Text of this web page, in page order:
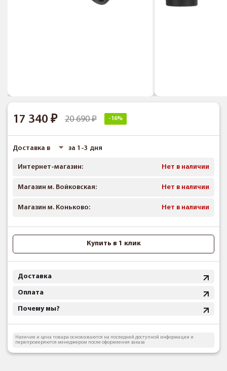
17 340 20 690 -16%
Доставка в за 1-3 дня
Интернет-магазин: Нет в наличии
Магазин м. Войковская: Нет в наличии
Магазин м. Коньково: Нет в наличии
Купить в 1 клик
Доставка
Оплата
Почему мы?
Наличие и цена товара основываются на последней доступной информации и
перепроверяются менеджером после оформления заказа